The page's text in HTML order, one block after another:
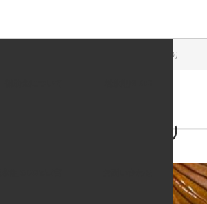
ふと食べたくなる！呼子いかの活き造り
なる！呼子いかの活き造り